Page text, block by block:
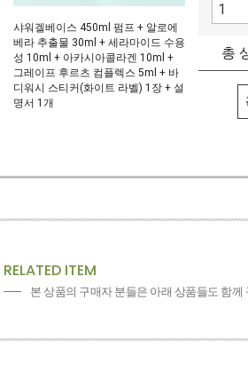
샤워겔베이스 450ml 펌프 + 알로에
베라 추출물 30ml + 세라마이드 수용
성 10ml + 아카시아콜라겐 10ml +
그레이프 후르츠 컴플렉스 5ml + 바
디워시 스티커(화이트 라벨) 1장 + 설
명서 1개
총
RELATED ITEM
본 상품의 구매자 분들은 아래 상품들도 함께